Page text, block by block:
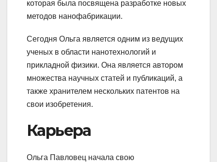
которая была посвящена разработке новых
методов нанофабрикации.
Сегодня Ольга является одним из ведущих
ученых в области нанотехнологий и
прикладной физики. Она является автором
множества научных статей и публикаций, а
также хранителем нескольких патентов на
свои изобретения.
Карьера
Ольга Павловец начала свою